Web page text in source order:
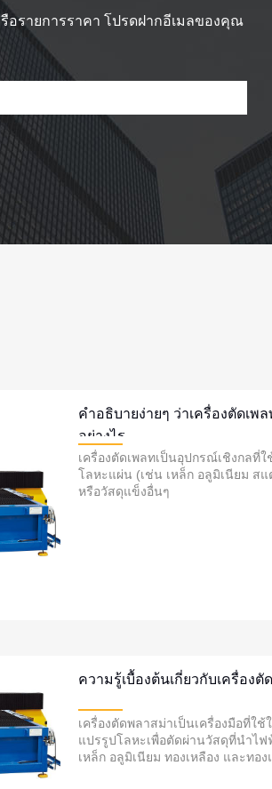
อรายการราคา โปรดฝากอีเมลของคุณ
คำอธิบายง่ายๆ ว่าเครื่องตัดเพ
อย่างไร
เครื่องตัดเพลทเป็นอุปกรณ์เชิงกลที่
โลหะแผ่น (เช่น เหล็ก อลูมิเนียม สแ
หรือวัสดุแข็งอื่นๆ
ความรู้เบื้องต้นเกี่ยวกับเครื่องตั
เครื่องตัดพลาสม่าเป็นเครื่องมือที่ใช้
แปรรูปโลหะเพื่อตัดผ่านวัสดุที่นำไฟ
เหล็ก อลูมิเนียม ทองเหลือง และทอง